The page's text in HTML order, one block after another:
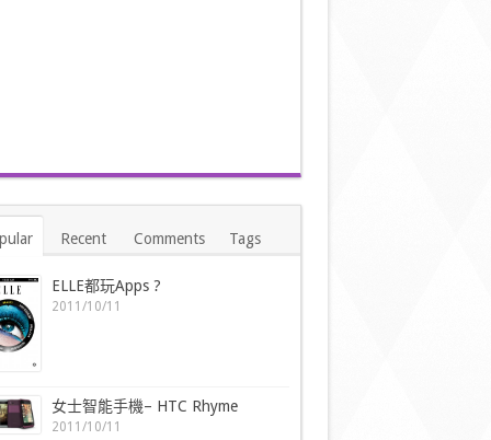
Recent Comments Tags
ELLE都玩Apps ?
2011/10/11
女士智能手機– HTC Rhyme
2011/10/11